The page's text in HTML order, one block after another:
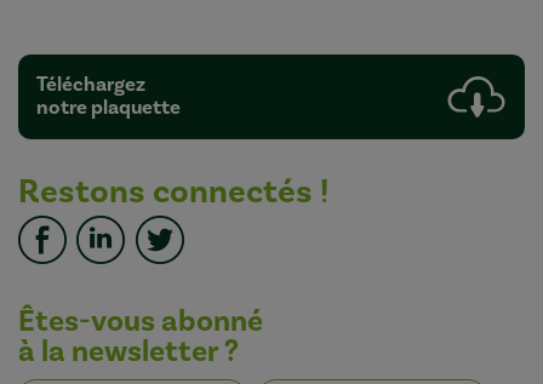
Téléchargez
notre plaquette
Restons connectés !
Êtes-vous abonné
à la newsletter ?